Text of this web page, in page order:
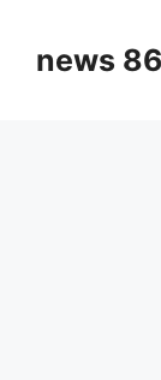
contentnews